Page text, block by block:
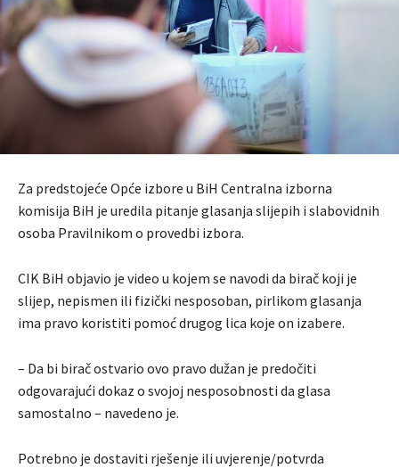
Za predstojeće Opće izbore u BiH Centralna izborna
komisija BiH je uredila pitanje glasanja slijepih i slabovidnih
osoba Pravilnikom o provedbi izbora.
CIK BiH objavio je video u kojem se navodi da birač koji je
slijep, nepismen ili fizički nesposoban, pirlikom glasanja
ima pravo koristiti pomoć drugog lica koje on izabere.
– Da bi birač ostvario ovo pravo dužan je predočiti
odgovarajući dokaz o svojoj nesposobnosti da glasa
samostalno – navedeno je.
Potrebno je dostaviti rješenje ili uvjerenje/potvrda